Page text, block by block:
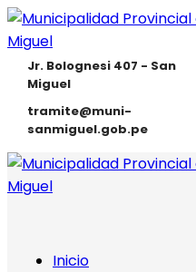
Jr. Bolognesi 407 - San
Miguel
tramite@muni-
sanmiguel.gob.pe
Inicio